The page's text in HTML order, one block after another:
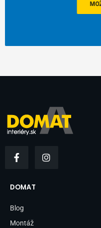
a
b
o
k
-
n
DOMAT
Blog
Montáž